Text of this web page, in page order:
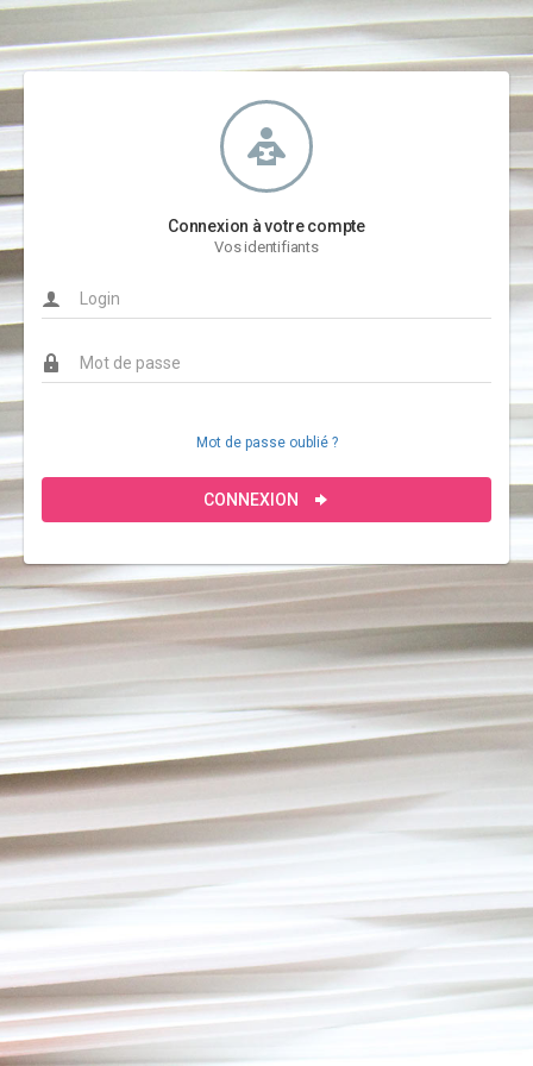
Connexion à votre compte
Vos identifiants
Mot de passe oublié ?
CONNEXION